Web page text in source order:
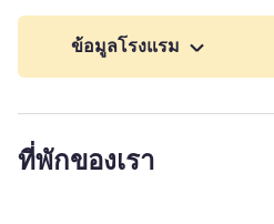
out, enjoy a smooth, stylish
needs. Hotel does not have its
On-site Elements Restaurant
experience with a menu
international dishes including
ข้อมูลโรงแรม
ที่พักของเรา